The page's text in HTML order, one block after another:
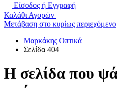
Είσοδος ή Εγγραφή
Καλάθι Αγορών
Μετάβαση στο κυρίως περιεχόμενο
Μαρκάκης Οπτικά
Σελίδα 404
Η σελίδα που